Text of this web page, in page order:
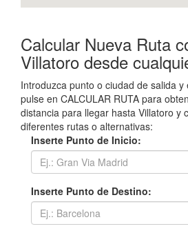
Calcular Nueva Ruta
Villatoro desde
Introduzca punto o ciudad de salida
pulse en CALCULAR RUTA para
distancia para llegar hasta Villatoro y
diferentes rutas o alternativas:
Inserte Punto de Inicio:
Inserte Punto de Destino: